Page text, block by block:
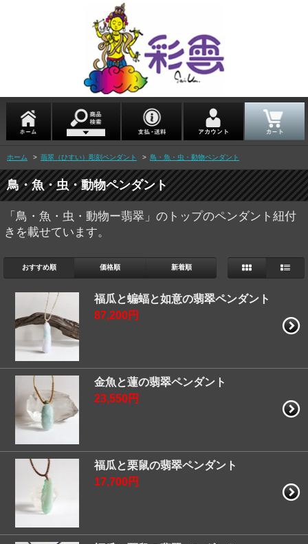
ホーム > 翡翠（ひすい）彫刻ペンダント > 鳥・魚・虫・動物ペンダント
鳥・魚・虫・動物ペンダント
「鳥・魚・虫・動物ー翡翠」のトップのペンダント紐付
きを載せています。
おすすめ順 価格順 新着順
福瓜と蝙蝠と如意の翡翠ペンダント
87,200円
金魚と蓮の翡翠ペンダント
23,550円
福瓜と栗鼠の翡翠ペンダント
17,700円